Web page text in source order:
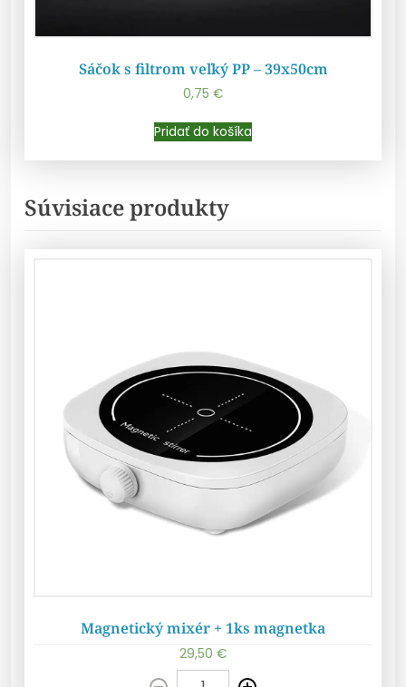
Sáčok s filtrom veľký PP – 39x50cm
0,75 €
Pridať do košíka
Súvisiace produkty
Pridať do košíka
Magnetický mixér + 1ks magnetka
29,50 €